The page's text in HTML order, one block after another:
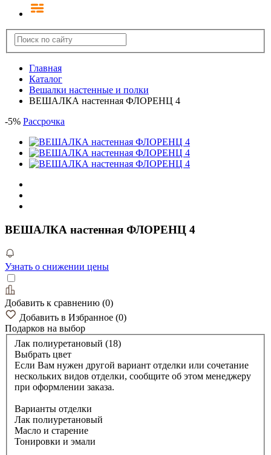
Главная
Каталог
Вешалки настенные и полки
ВЕШАЛКА настенная ФЛОРЕНЦ 4
-5% Рассрочка
ВЕШАЛКА настенная ФЛОРЕНЦ 4
Узнать о снижении цены
Добавить к сравнению (0)
Добавить в Избранное (0)
Подарков на выбор
Лак полиуретановый (18)
Выбрать цвет
Если Вам нужен другой вариант отделки или сочетание
нескольких видов отделки, сообщите об этом менеджеру
при оформлении заказа.
Варианты отделки
Лак полиуретановый
Масло и старение
Тонировки и эмали